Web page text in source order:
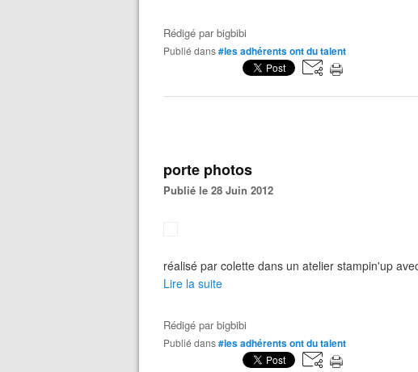
Rédigé parbigbibi
Publié dans#les adhérents ont du talent
porte photos
Publié le 28 Juin 2012
réalisé par colette dans un atelier stampin'up
Lire la suite
Rédigé parbigbibi
Publié dans#les adhérents ont du talent